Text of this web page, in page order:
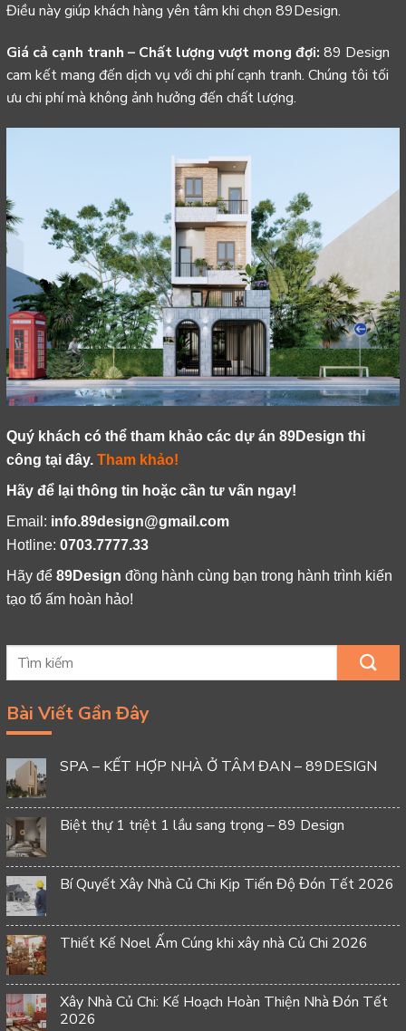
Điều này giúp khách hàng yên tâm khi chọn 89Design.
Giá cả cạnh tranh – Chất lượng vượt mong đợi: 89 Design
cam kết mang đến dịch vụ với chi phí cạnh tranh. Chúng tôi tối
ưu chi phí mà không ảnh hưởng đến chất lượng.
Quý khách có thể tham khảo các dự án 89Design thi
công tại đây. Tham khảo!
Hãy để lại thông tin hoặc cần tư vấn ngay!
Email: info.89design@gmail.com
Hotline: 0703.7777.33
Hãy để 89Design đồng hành cùng bạn trong hành trình kiến
tạo tổ ấm hoàn hảo!
Bài Viết Gần Đây
SPA – KẾT HỢP NHÀ Ở TÂM ĐAN – 89DESIGN
Biệt thự 1 triệt 1 lầu sang trọng – 89 Design
Bí Quyết Xây Nhà Củ Chi Kịp Tiến Độ Đón Tết 2026
Thiết Kế Noel Ấm Cúng khi xây nhà Củ Chi 2026
Xây Nhà Củ Chi: Kế Hoạch Hoàn Thiện Nhà Đón Tết
2026